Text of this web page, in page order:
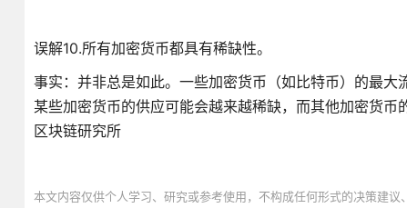
误解10.所有加密货币都具有稀缺性。
事实：并非总是如此。一些加密货币（如比特币）的最大
某些加密货币的供应可能会越来越稀缺，而其他加密货
区块链研究所
本文内容仅供个人学习、研究或参考使用，不构成任何形式的决策建